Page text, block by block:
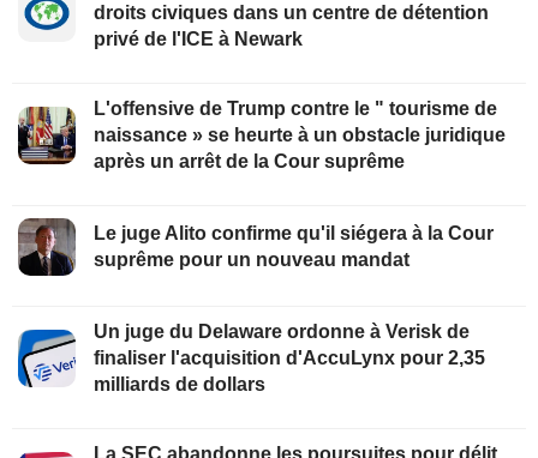
droits civiques dans un centre de détention
privé de l'ICE à Newark
L'offensive de Trump contre le " tourisme de
naissance » se heurte à un obstacle juridique
après un arrêt de la Cour suprême
Le juge Alito confirme qu'il siégera à la Cour
suprême pour un nouveau mandat
Un juge du Delaware ordonne à Verisk de
finaliser l'acquisition d'AccuLynx pour 2,35
milliards de dollars
La SEC abandonne les poursuites pour délit